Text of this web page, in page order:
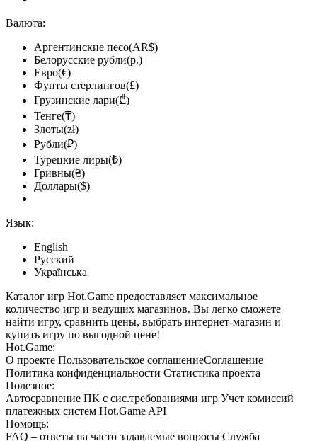
Валюта:
Аргентинские песо(AR$)
Белорусские рубли(р.)
Евро(€)
Фунты стерлингов(£)
Грузинские лари(₾)
Тенге(₸)
Злоты(zł)
Рубли(₽)
Турецкие лиры(₺)
Гривны(₴)
Доллары($)
Язык:
English
Русский
Українська
Каталог игр Hot.Game предоставляет максимальное
количество игр и ведущих магазинов. Вы легко сможете
найти игру, сравнить цены, выбрать интернет-магазин и
купить игру по выгодной цене!
Hot.Game:
О проекте Пользовательское соглашениеСоглашение
Политика конфиденциальности Статистика проекта
Полезное:
Автосравнение ПК с сис.требованиями игр Учет комиссий
платежных систем Hot.Game API
Помощь:
FAQ – ответы на часто задаваемые вопросы Служба